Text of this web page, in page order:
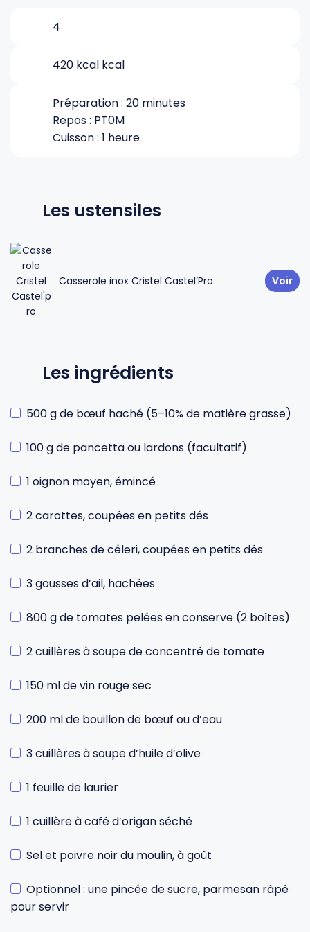
Tires-bouchons
Planches à découper
4
420 kcal kcal
Préparation : 20 minutes
Repos : PT0M
Cuisson : 1 heure
Les ustensiles
Casserole inox Cristel Castel’Pro Voir
Les ingrédients
500 g de bœuf haché (5–10% de matière grasse)
100 g de pancetta ou lardons (facultatif)
1 oignon moyen, émincé
2 carottes, coupées en petits dés
2 branches de céleri, coupées en petits dés
3 gousses d’ail, hachées
800 g de tomates pelées en conserve (2 boîtes)
2 cuillères à soupe de concentré de tomate
150 ml de vin rouge sec
200 ml de bouillon de bœuf ou d’eau
3 cuillères à soupe d’huile d’olive
1 feuille de laurier
1 cuillère à café d’origan séché
Sel et poivre noir du moulin, à goût
Optionnel : une pincée de sucre, parmesan râpé
pour servir